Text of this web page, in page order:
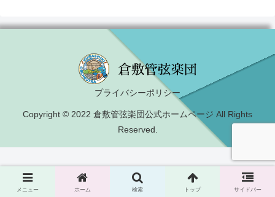
プライバシーポリシー
Copyright © 2022 倉敷管弦楽団公式ホームページ All Rights
Reserved.
メニュー ホーム 検索 トップ サイドバー